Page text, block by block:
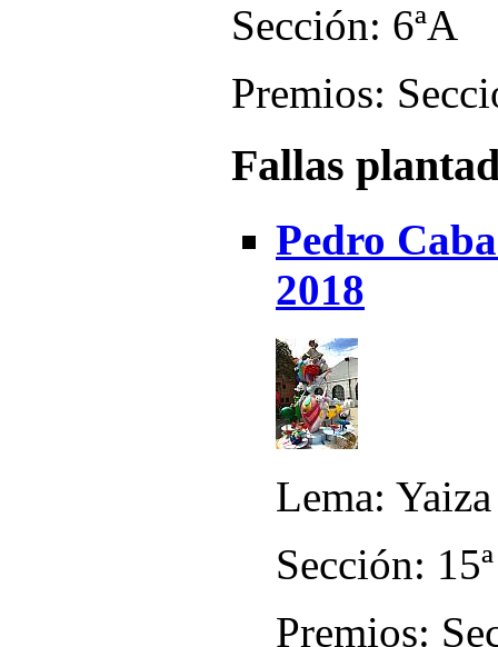
Sección: 6ªA
Premios:
Fallas
Pedro
2018
Lema:
Sección: 15ª
Premios: